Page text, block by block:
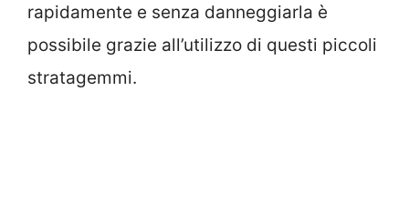
rapidamente e senza danneggiarla è
possibile grazie all’utilizzo di questi piccoli
stratagemmi.